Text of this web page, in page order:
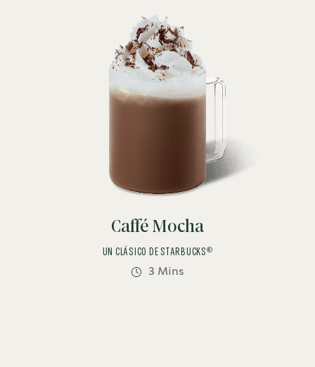
Caffé Mocha
UN CLÁSICO DE STARBUCKS ®
3 Mins